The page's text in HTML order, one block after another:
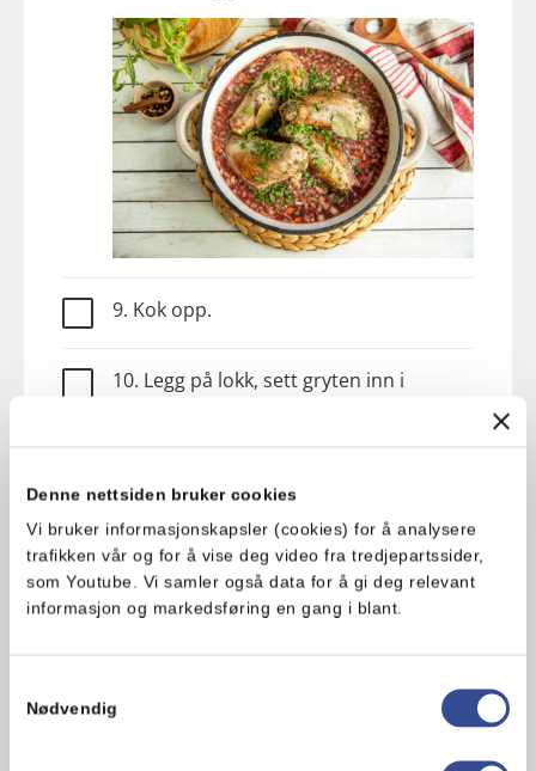
Denne nettsiden bruker cookies
Vi bruker informasjonskapsler (cookies) for å analysere
trafikken vår og for å vise deg video fra tredjepartssider,
som Youtube. Vi samler også data for å gi deg relevant
informasjon og markedsføring en gang i blant.
Nødvendig
9. Kok opp.
10. Legg på lokk, sett gryten inn i
11. Ta ut laurbærbladene før servering.
12. Dersom du synes sausen er for
flytende, kan du ta ut kjøttstykkene og
la sausen fosskoke til den har tyknet.
servering.